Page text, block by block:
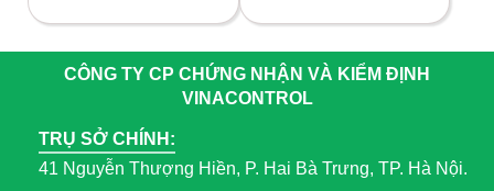
CÔNG TY CP CHỨNG NHẬN VÀ KIỂM ĐỊNH
VINACONTROL
TRỤ SỞ CHÍNH:
41 Nguyễn Thượng Hiền, P. Hai Bà Trưng, TP. Hà Nội.